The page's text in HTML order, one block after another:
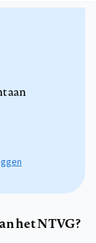
aan
het NTVG?